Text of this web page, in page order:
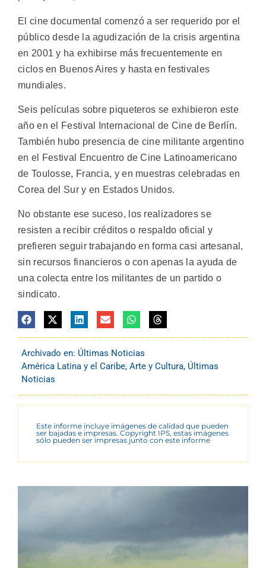
El cine documental comenzó a ser requerido por el
público desde la agudización de la crisis argentina
en 2001 y ha exhibirse más frecuentemente en
ciclos en Buenos Aires y hasta en festivales
mundiales.
Seis películas sobre piqueteros se exhibieron este
año en el Festival Internacional de Cine de Berlín.
También hubo presencia de cine militante argentino
en el Festival Encuentro de Cine Latinoamericano
de Toulosse, Francia, y en muestras celebradas en
Corea del Sur y en Estados Unidos.
No obstante ese suceso, los realizadores se
resisten a recibir créditos o respaldo oficial y
prefieren seguir trabajando en forma casi artesanal,
sin recursos financieros o con apenas la ayuda de
una colecta entre los militantes de un partido o
sindicato.
Archivado en: Últimas Noticias
América Latina y el Caribe, Arte y Cultura, Últimas
Noticias
Este informe incluye imágenes de calidad que pueden
ser bajadas e impresas. Copyright IPS, estas imágenes
sólo pueden ser impresas junto con este informe